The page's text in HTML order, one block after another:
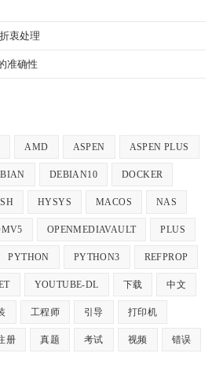
衷处理
准确性
AMD ASPEN ASPEN PLUS
DEBIAN10 DOCKER
HYSYS MACOS NAS
OPENMEDIAVAULT PLUS
PYTHON PYTHON3 REFPROP
YOUTUBE-DL 下载 中文
工程师 引导 打印机
册 真题 考试 视频 错误